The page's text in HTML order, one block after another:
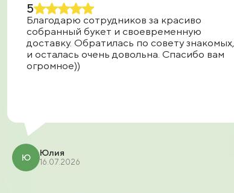
5
Благодарю сотрудников за красиво
собранный букет и своевременную
доставку. Обратилась по совету знакомых,
и осталась очень довольна. Спасибо вам
огромное))
Ю Юлия
16.07.2026